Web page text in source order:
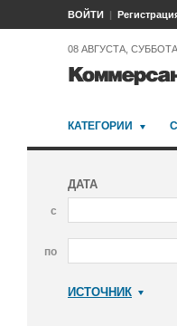
ВОЙТИ
08 АВГУСТА, СУББОТА
КАТЕГОРИИ
ДАТА
с
по
ИСТОЧНИК